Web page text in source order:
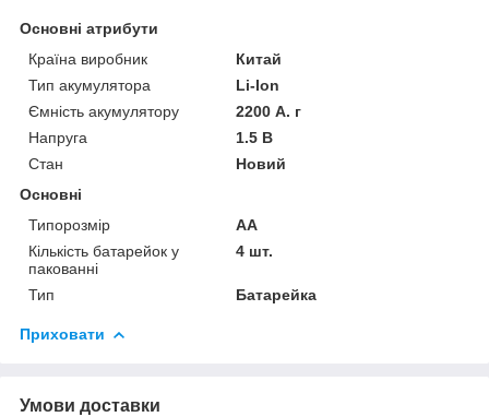
Основні атрибути
Країна виробник
Китай
Тип акумулятора
Li-Ion
Ємність акумулятору
2200 А. г
Напруга
1.5 В
Стан
Новий
Основні
Типорозмір
AA
Кількість батарейок у
пакованні
4 шт.
Тип Батарейка
Приховати
Умови доставки